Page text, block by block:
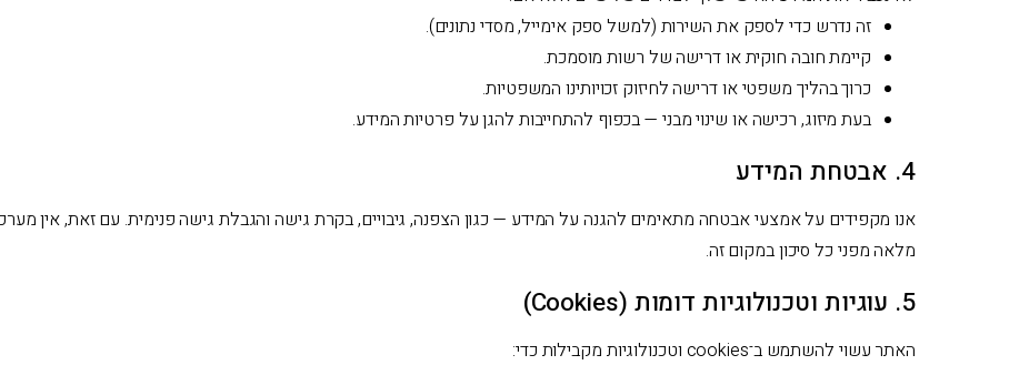
זה נדרש כדי לספק את השירות (למשל ספק אימייל, מסדי נתונים).
קיימת חובה חוקית או דרישה של רשות מוסמכת.
כרוך בהליך משפטי או דרישה לחיזוק זכויותינו המשפטיות.
בעת מיזוג, רכישה או שינוי מבני — בכפוף להתחייבות להגן על פרטיות המידע.
4. אבטחת המידע
אנו מקפידים על אמצעי אבטחה מתאימים להגנה על המידע — כגון הצפנה, גיבויים, בקרת גישה והגבלת גישה פנימית. עם זאת, אין
מלאה מפני כל סיכון במקום זה.
5. עוגיות וטכנולוגיות דומות (Cookies)
האתר עשוי להשתמש ב־cookies וטכנולוגיות מקבילות כדי: